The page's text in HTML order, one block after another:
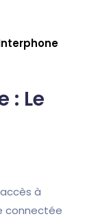
: Le
à
connectée